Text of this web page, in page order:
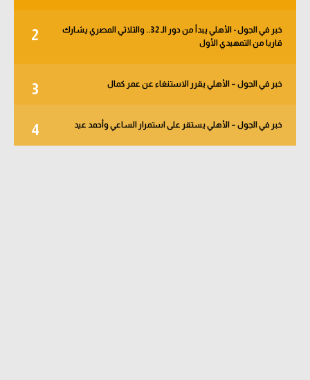
2
خبر في الجول - الأهلي يبدأ من دور الـ 32.. والثلاثي المصري يشارك
قاريا من التمهيدي الأول
3 خبر في الجول – الأهلي يقرر الاستنغاء عن عمر كمال
4 خبر في الجول – الأهلي يستقر على استمرار الساعي وأحمد عيد